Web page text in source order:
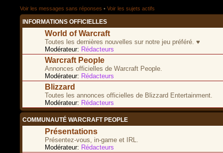
Voir les messages sans réponses • Voir les sujets actifs
INFORMATIONS OFFICIELLES
World of Warcraft
Toutes les dernières nouvelles sur notre jeu préféré. ♥
Modérateur: Rédacteurs
Warcraft People
Annonces officielles de Warcraft People.
Modérateur: Rédacteurs
Blizzard
Toutes les annonces officielles de Blizzard Entertainment.
Modérateur: Rédacteurs
COMMUNAUTÉ WARCRAFT PEOPLE
Présentations
Présentez-vous, in-game et IRL.
Modérateur: Rédacteurs